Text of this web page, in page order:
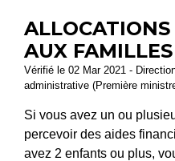
AUX FAMILLES
Vérifié le 02 Mar 2021 -
administrative (Première
Si vous avez un ou
percevoir des aides
avez 2 enfants ou plus,